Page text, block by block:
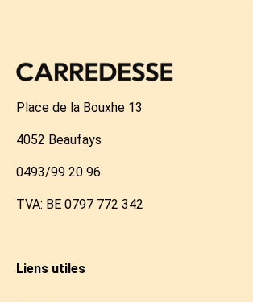
Place de la Bouxhe 13
4052 Beaufays
0493/99 20 96
TVA: BE 0797 772 342
Liens utiles